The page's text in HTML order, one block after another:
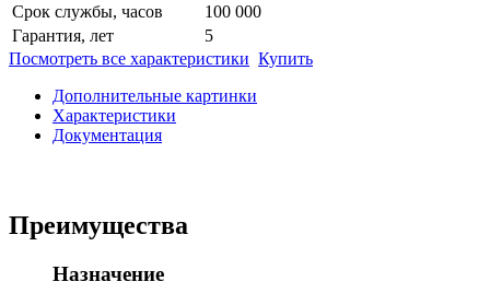
Срок службы, часов
100 000
Гарантия, лет
5
Посмотреть все характеристики Купить
Дополнительные картинки
Характеристики
Документация
Преимущества
Назначение